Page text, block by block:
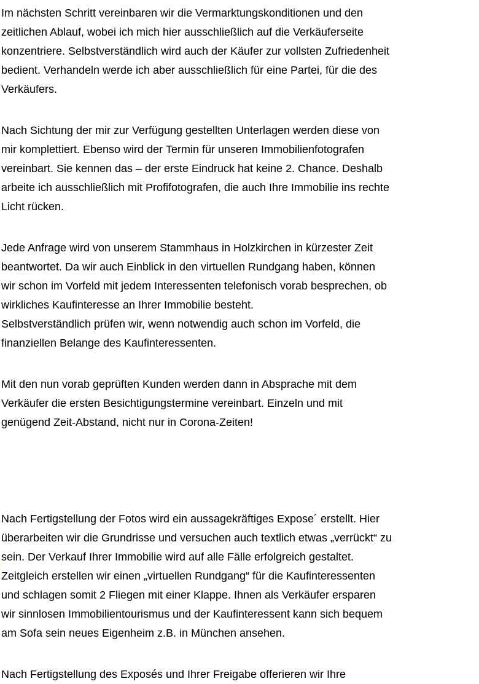
Im nächsten Schritt vereinbaren wir die Vermarktungskonditionen und den
zeitlichen Ablauf, wobei ich mich hier ausschließlich auf die Verkäuferseite
konzentriere. Selbstverständlich wird auch der Käufer zur vollsten Zufriedenheit
bedient. Verhandeln werde ich aber ausschließlich für eine Partei, für die des
Verkäufers.
Nach Sichtung der mir zur Verfügung gestellten Unterlagen werden diese von
mir komplettiert. Ebenso wird der Termin für unseren Immobilienfotografen
vereinbart. Sie kennen das – der erste Eindruck hat keine 2. Chance. Deshalb
arbeite ich ausschließlich mit Profifotografen, die auch Ihre Immobilie ins rechte
Licht rücken.
Jede Anfrage wird von unserem Stammhaus in Holzkirchen in kürzester Zeit
beantwortet. Da wir auch Einblick in den virtuellen Rundgang haben, können
wir schon im Vorfeld mit jedem Interessenten telefonisch vorab besprechen, ob
wirkliches Kaufinteresse an Ihrer Immobilie besteht.
Selbstverständlich prüfen wir, wenn notwendig auch schon im Vorfeld, die
finanziellen Belange des Kaufinteressenten.
Mit den nun vorab geprüften Kunden werden dann in Absprache mit dem
Verkäufer die ersten Besichtigungstermine vereinbart. Einzeln und mit
genügend Zeit-Abstand, nicht nur in Corona-Zeiten!
Nach Fertigstellung der Fotos wird ein aussagekräftiges Expose´ erstellt. Hier
überarbeiten wir die Grundrisse und versuchen auch textlich etwas „verrückt“ zu
sein. Der Verkauf Ihrer Immobilie wird auf alle Fälle erfolgreich gestaltet.
Zeitgleich erstellen wir einen „virtuellen Rundgang“ für die Kaufinteressenten
und schlagen somit 2 Fliegen mit einer Klappe. Ihnen als Verkäufer ersparen
wir sinnlosen Immobilientourismus und der Kaufinteressent kann sich bequem
am Sofa sein neues Eigenheim z.B. in München ansehen.
Nach Fertigstellung des Exposés und Ihrer Freigabe offerieren wir Ihre